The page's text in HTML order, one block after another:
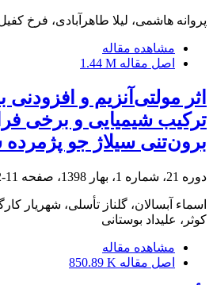
پروانه هاشمی، لیلا طاهرآبادی، فرخ
مشاهده مقاله
اصل مقاله 1.44 M
اثر مولتی‌آنزیم و افزودنی
ترکیب شیمیایی و برخی
برون‌تنی سیلاژ جو
دوره 21، شماره 1، بهار 1398، صفحه 11-22
اسماء آبسالان، گلناز تأسلی، شهریار
کوثر، علیداد بوستانی
مشاهده مقاله
اصل مقاله 850.89 K